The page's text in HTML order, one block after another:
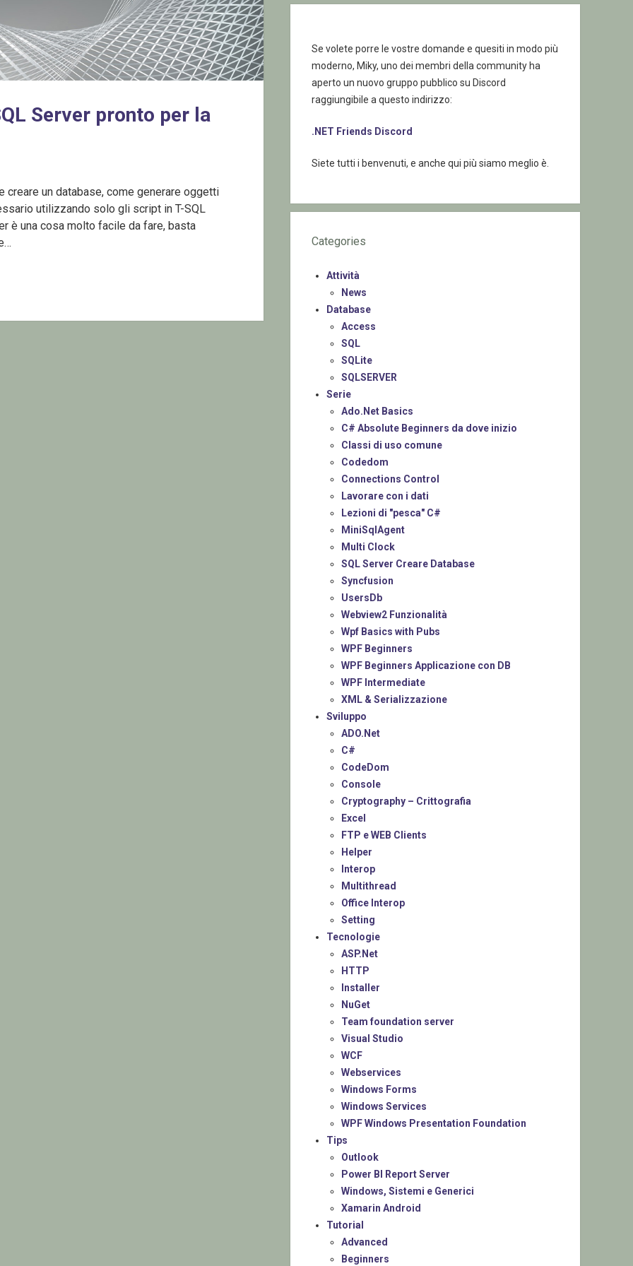
Server pronto per la
un database, come generare oggetti
utilizzando solo gli script in T-SQL
è una cosa molto facile da fare, basta
Se volete porre le vostre domande e quesiti in modo più
moderno, Miky, uno dei membri della community ha
aperto un nuovo gruppo pubblico su Discord
raggiungibile a questo indirizzo:
.NET Friends Discord
Siete tutti i benvenuti, e anche qui più siamo meglio è.
Categories
Attività
News
Database
Access
SQL
SQLite
SQLSERVER
Serie
Ado.Net Basics
C# Absolute Beginners da dove inizio
Classi di uso comune
Codedom
Connections Control
Lavorare con i dati
Lezioni di "pesca" C#
MiniSqlAgent
Multi Clock
SQL Server Creare Database
Syncfusion
UsersDb
Webview2 Funzionalità
Wpf Basics with Pubs
WPF Beginners
WPF Beginners Applicazione con DB
WPF Intermediate
XML & Serializzazione
Sviluppo
ADO.Net
C#
CodeDom
Console
Cryptography – Crittografia
Excel
FTP e WEB Clients
Helper
Interop
Multithread
Office Interop
Setting
Tecnologie
ASP.Net
HTTP
Installer
NuGet
Team foundation server
Visual Studio
WCF
Webservices
Windows Forms
Windows Services
WPF Windows Presentation Foundation
Tips
Outlook
Power BI Report Server
Windows, Sistemi e Generici
Xamarin Android
Tutorial
Advanced
Beginners